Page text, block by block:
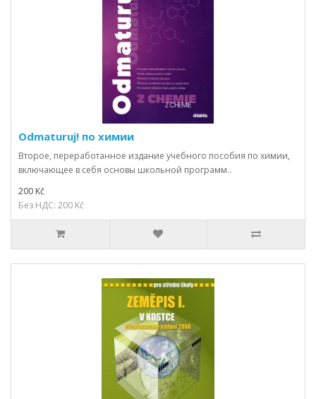
Odmaturuj! по химии
Второе, переработанное издание учебного пособия по химии,
включающее в себя основы школьной программ..
200 Kč
Без НДС: 200 Kč